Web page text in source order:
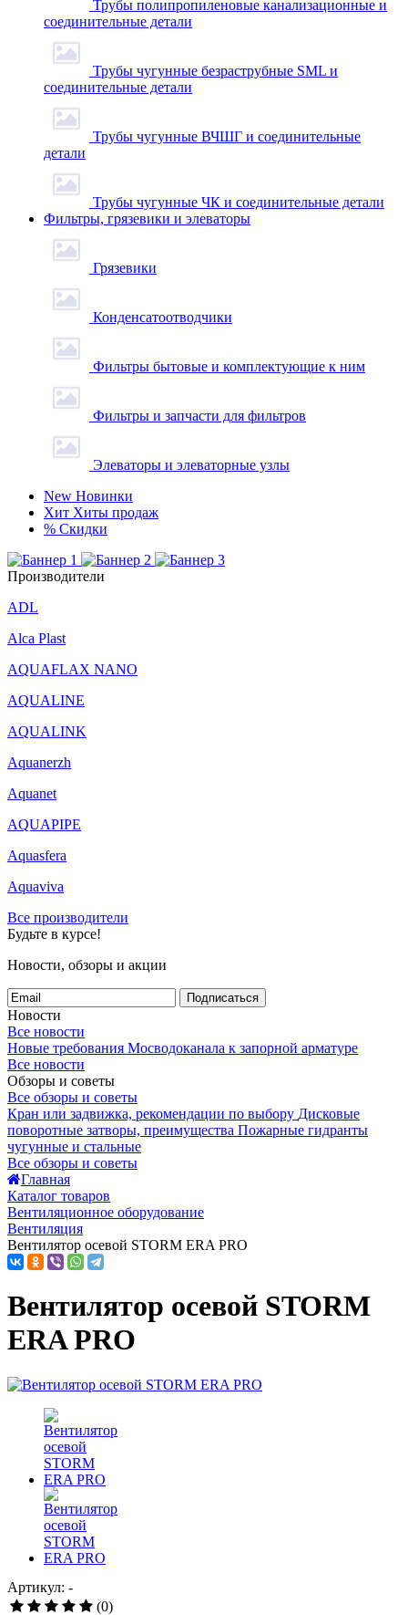
Трубы полипропиленовые канализационные и
соединительные детали
Трубы чугунные безраструбные SML и
соединительные детали
Трубы чугунные ВЧШГ и соединительные
детали
Трубы чугунные ЧК и соединительные детали
Фильтры, грязевики и элеваторы
Грязевики
Конденсатоотводчики
Фильтры бытовые и комплектующие к ним
Фильтры и запчасти для фильтров
Элеваторы и элеваторные узлы
New Новинки
Хит Хиты продаж
% Скидки
Производители
ADL
Alca Plast
AQUAFLAX NANO
AQUALINE
AQUALINK
Aquanerzh
Aquanet
AQUAPIPE
Aquasfera
Aquaviva
Все производители
Будьте в курсе!
Новости, обзоры и акции
Подписаться
Новости
Все новости
Новые требования Мосводоканала к запорной арматуре
Все новости
Обзоры и советы
Все обзоры и советы
Кран или задвижка, рекомендации по выбору Дисковые
поворотные затворы, преимущества Пожарные гидранты
чугунные и стальные
Все обзоры и советы
Главная
Каталог товаров
Вентиляционное оборудование
Вентиляция
Вентилятор осевой STORM ERA PRO
Вентилятор осевой STORM
ERA PRO
Артикул: -
(0)